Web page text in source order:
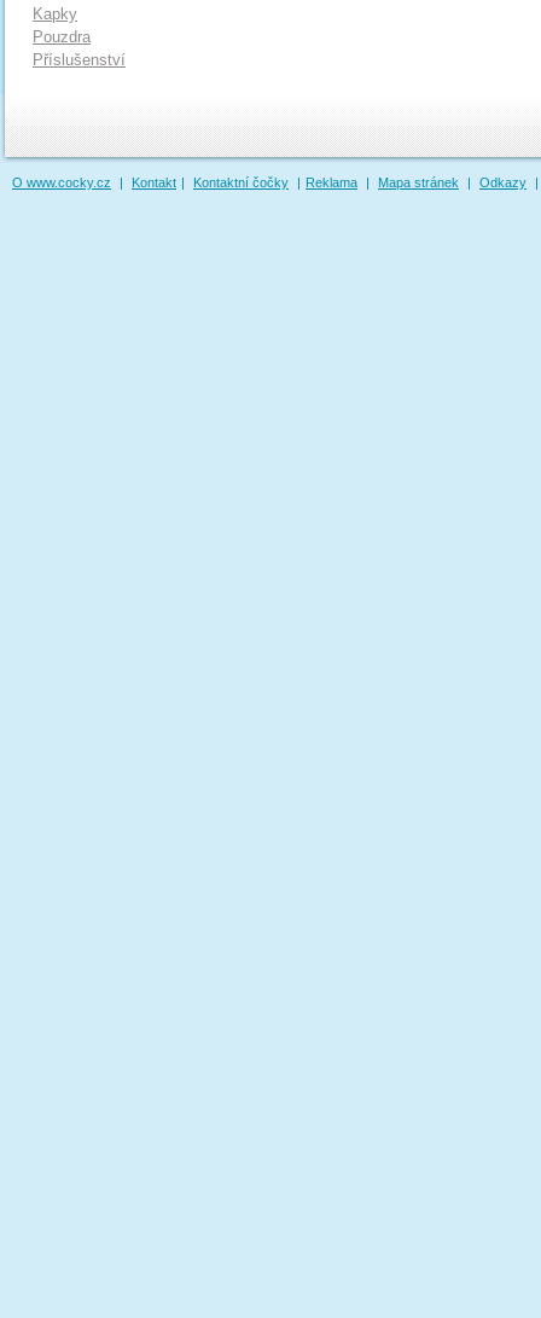
Kapky
Pouzdra
Příslušenství
O www.cocky.cz | Kontakt | Kontaktní čočky | Reklama | Mapa stránek | Odkazy |